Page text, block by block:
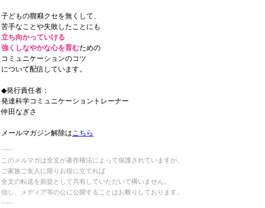
子どもの癇癪クセを無くして、
苦手なことや失敗したことにも
立ち向かっていける
強くしなやかな心を育むための
コミュニケーションのコツ
について配信しています。
◆発行責任者：
発達科学コミュニケーショントレーナー
仲田なぎさ
メールマガジン解除はこちら
‐‐‐‐‐
このメルマガは全文が著作権法によって保護されていますが、
ご家族ご友人に限りお役に立てれば
全文の転送を前提として共有していただいて構いません。
但し、メディア等の公に公開することはお断りしております。
‐‐‐‐‐